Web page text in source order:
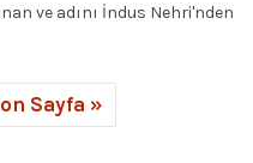
ve adını İndus Nehri'nden
Sayfa »